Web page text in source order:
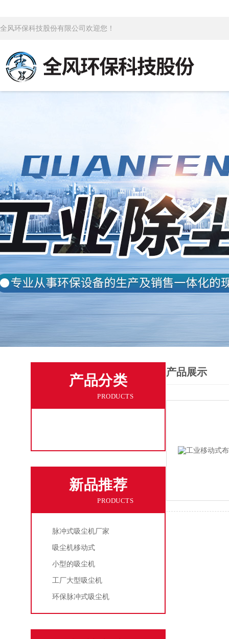
全风环保科技股份有限公司欢迎您！
产品分类
PRODUCTS
新品推荐
PRODUCTS
脉冲式吸尘机厂家
吸尘机移动式
小型的吸尘机
工厂大型吸尘机
环保脉冲式吸尘机
产品展示